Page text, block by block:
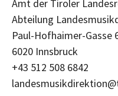
Amt der Tiroler
Abteilung
Paul-Hofhaimer-Gasse
6020 Innsbruck
+43 512 508 6842